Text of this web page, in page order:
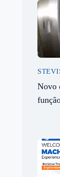
Novo